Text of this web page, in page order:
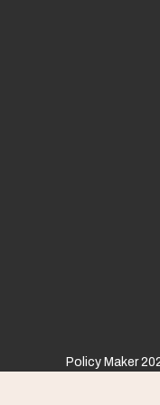
Policy Maker